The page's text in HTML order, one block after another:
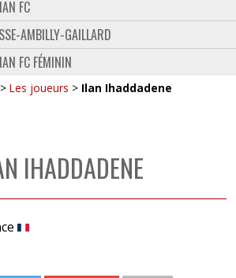
FC
AMBILLY-GAILLARD
FC FÉMININ
> Les joueurs > Ilan Ihaddadene
IHADDADENE